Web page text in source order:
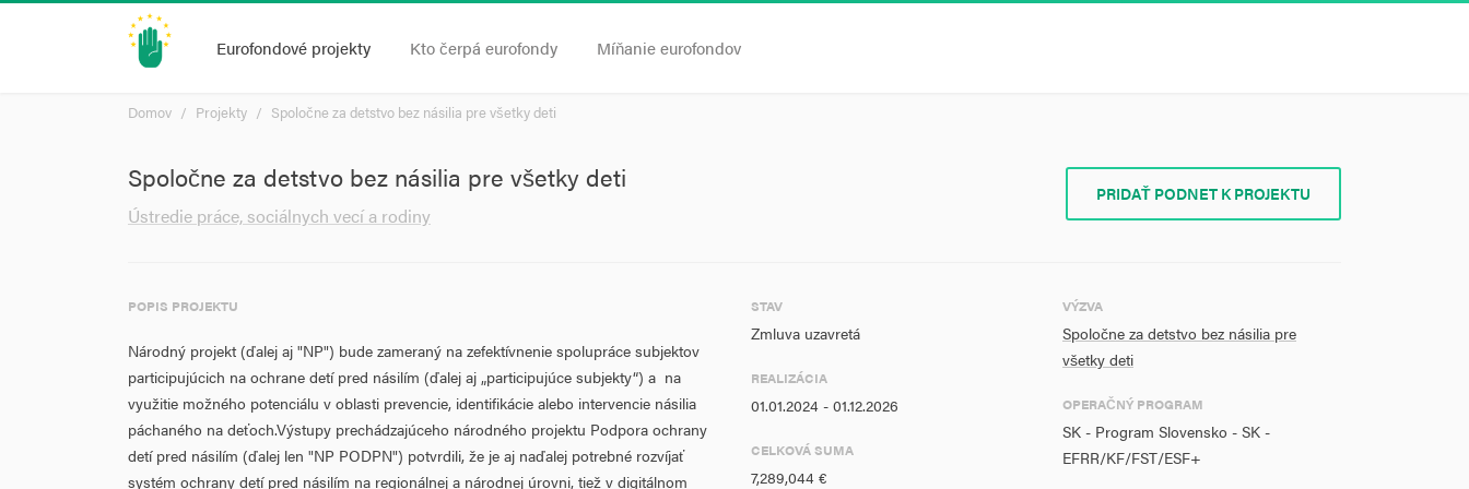
Eurofondové projekty Kto čerpá eurofondy Míňanie eurofondov
Domov Projekty Spoločne za detstvo bez násilia pre všetky deti
Spoločne za detstvo bez násilia pre všetky deti
Ústredie práce, sociálnych vecí a rodiny
PRIDAŤ PODNET K PROJEKTU
POPIS PROJEKTU
Národný projekt (ďalej aj "NP") bude zameraný na zefektívnenie spolupráce subjektov
participujúcich na ochrane detí pred násilím (ďalej aj „participujúce subjekty“) a na
využitie možného potenciálu v oblasti prevencie, identifikácie alebo intervencie násilia
páchaného na deťoch.Výstupy prechádzajúceho národného projektu Podpora ochrany
detí pred násilím (ďalej len "NP PODPN") potvrdili, že je aj naďalej potrebné rozvíjať
systém ochrany detí pred násilím na regionálnej a národnej úrovni, tiež v digitálnom
STAV
Zmluva uzavretá
REALIZÁCIA
01.01.2024 - 01.12.2026
CELKOVÁ SUMA
7,289,044 €
VÝZVA
Spoločne za detstvo bez násilia pre
všetky deti
OPERAČNÝ PROGRAM
SK - Program Slovensko - SK -
EFRR/KF/FST/ESF+